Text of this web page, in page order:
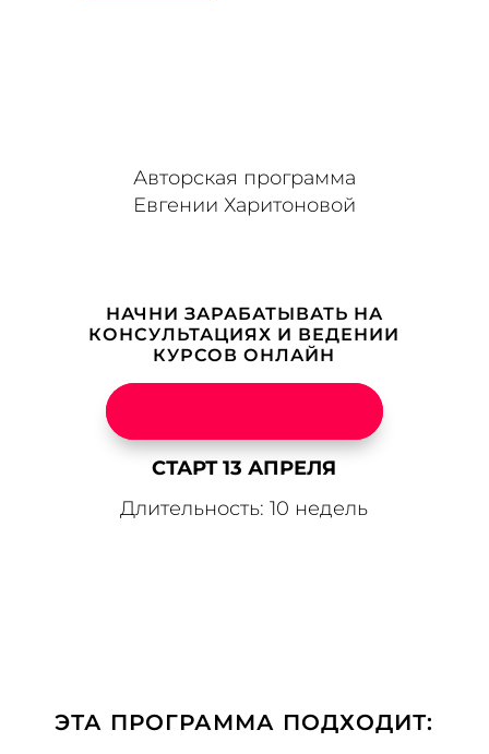
that Topic: eharitonova.ru/kak-novichku-zarabotat-100-
000-na-svoix-znaniyax/ [...]
T-ibcbet99 เว็บเดิมพันครบวงจร- ... [Trackback] [...] Read
More to that Topic: eharitonova.ru/kak-novichku-
dark168
- ... [Trackback] [...] Read More here to that
Topic: eharitonova.ru/kak-novichku-zarabotat-100-000-
na-svoix-znaniyax/ [...]
here on that Topic: eharitonova.ru/kak-novichku-
eharitonova.ru/kak-novichku-zarabotat-100-000-na-
Авторская программа
Евгении Харитоновой
НАЧНИ ЗАРАБАТЫВАТЬ НА
КОНСУЛЬТАЦИЯХ И ВЕДЕНИИ
КУРСОВ ОНЛАЙН
СТАРТ 13 АПРЕЛЯ
Длительность: 10 недель
ЭТА ПРОГРАММА ПОДХОДИТ: